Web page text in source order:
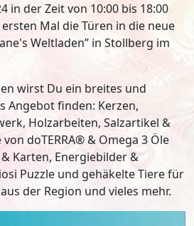
in der Zeit von 10:00 bis 18:00
Mal die Türen in die neue
Weltladen” in Stollberg im
wirst Du ein breites und
Angebot finden: Kerzen,
Holzarbeiten, Salzartikel &
doTERRA® & Omega 3 Öle
Karten, Energiebilder &
Puzzle und gehäkelte Tiere für
der Region und vieles mehr.